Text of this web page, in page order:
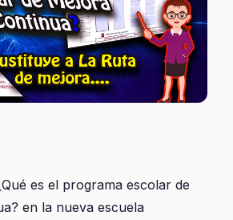
es el programa escolar de
en la nueva escuela